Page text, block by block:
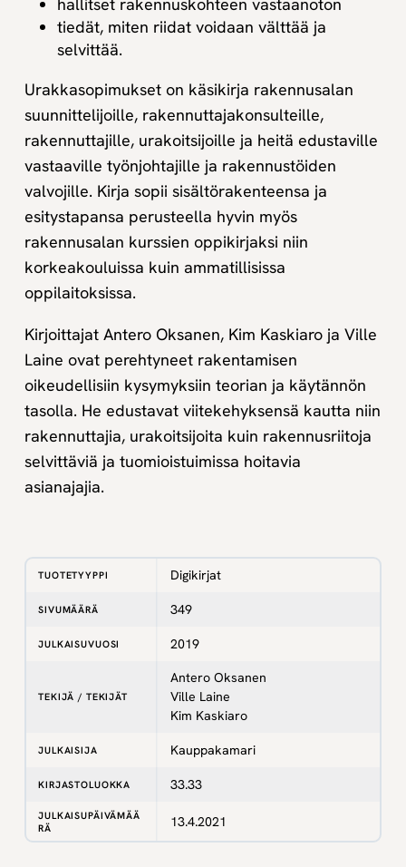
tiedät, miten riidat voidaan välttää ja
selvittää.
Urakkasopimukset on käsikirja rakennusalan
suunnittelijoille, rakennuttajakonsulteille,
rakennuttajille, urakoitsijoille ja heitä edustaville
vastaaville työnjohtajille ja rakennustöiden
valvojille. Kirja sopii sisältörakenteensa ja
esitystapansa perusteella hyvin myös
rakennusalan kurssien oppikirjaksi niin
korkeakouluissa kuin ammatillisissa
oppilaitoksissa.
Kirjoittajat Antero Oksanen, Kim Kaskiaro ja Ville
Laine ovat perehtyneet rakentamisen
oikeudellisiin kysymyksiin teorian ja käytännön
tasolla. He edustavat viitekehyksensä kautta niin
rakennuttajia, urakoitsijoita kuin rakennusriitoja
selvittäviä ja tuomioistuimissa hoitavia
asianajajia.
TUOTETYYPPI Digikirjat
SIVUMÄÄRÄ 349
JULKAISUVUOSI 2019
TEKIJÄ / TEKIJÄT
Antero Oksanen
Ville Laine
Kim Kaskiaro
JULKAISIJA Kauppakamari
KIRJASTOLUOKKA 33.33
JULKAISUPÄIVÄMÄÄ
RÄ
13.4.2021